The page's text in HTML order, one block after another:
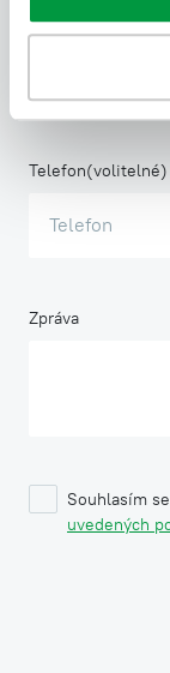
E-mail
Telefon
Zpráva
Souhlasím
uvedených